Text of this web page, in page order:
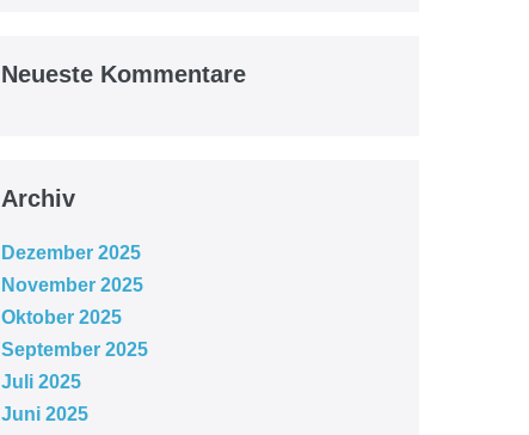
Neueste Kommentare
Archiv
Dezember 2025
November 2025
Oktober 2025
September 2025
Juli 2025
Juni 2025